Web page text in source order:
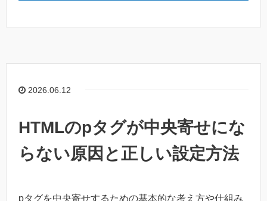
2026.06.12
HTMLのpタグが中央寄せにな
らない原因と正しい設定方法
pタグを中央寄せするための基本的な考え方や仕組み